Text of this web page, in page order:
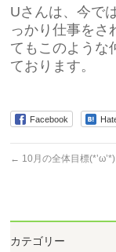
Uさんは、今で
っかり仕事をさ
てもこのような
ております。
Facebook
← 10月の全体目標(*’ω’*)
カテゴリー